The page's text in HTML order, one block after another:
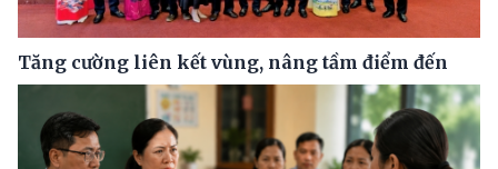
Tăng cường liên kết vùng, nâng tầm điểm đến